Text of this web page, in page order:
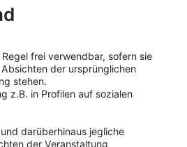
frei verwendbar, sofern sie
der ursprünglichen
stehen.
z.B. in Profilen auf sozialen
darüberhinaus jegliche
der Veranstaltung